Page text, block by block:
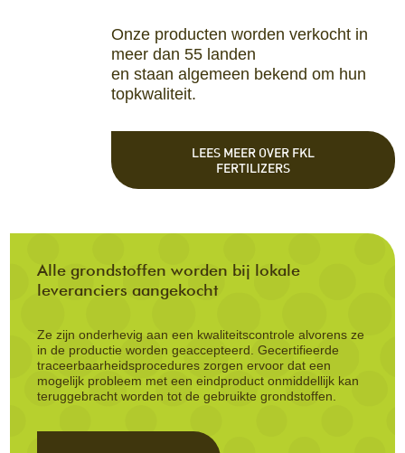
Onze producten worden verkocht in
meer dan 55 landen
en staan algemeen bekend om hun
topkwaliteit.
LEES MEER OVER FKL
FERTILIZERS
Alle grondstoffen worden bij lokale
leveranciers aangekocht
Ze zijn onderhevig aan een kwaliteitscontrole alvorens ze
in de productie worden geaccepteerd. Gecertifieerde
traceerbaarheidsprocedures zorgen ervoor dat een
mogelijk probleem met een eindproduct onmiddellijk kan
teruggebracht worden tot de gebruikte grondstoffen.